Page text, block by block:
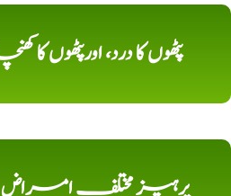
پٹھوں کا درد، اورپٹھوں کا
پرہیز مختلف